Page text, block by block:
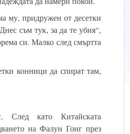
му, придружен от десетки
съм тук, за да те убия“,
си. Малко след смъртта
конници да спират там,
След като Китайската
на Фалун Гонг през